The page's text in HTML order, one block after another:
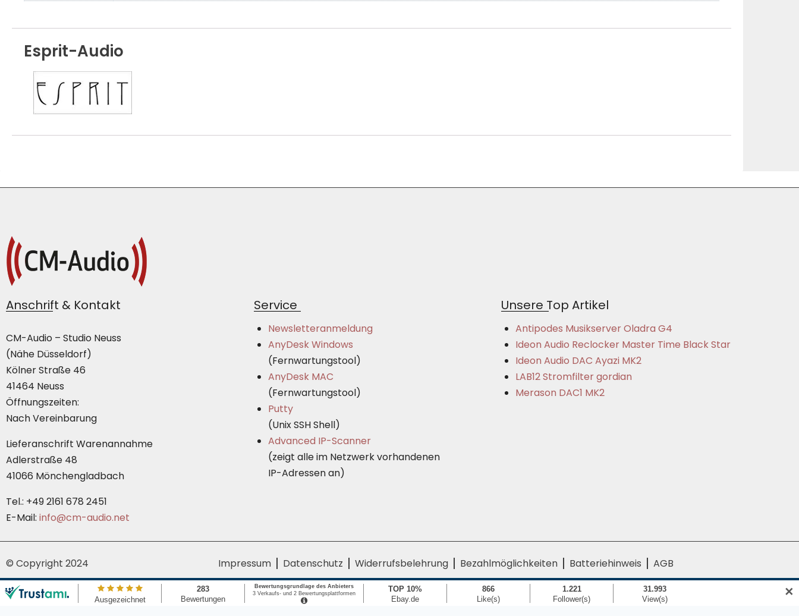
Esprit-Audio
Anschrift & Kontakt
CM-Audio – Studio Neuss
(Nähe Düsseldorf)
Kölner Straße 46
41464 Neuss
Öffnungszeiten:
Nach Vereinbarung
Lieferanschrift Warenannahme
Adlerstraße 48
41066 Mönchengladbach
Tel.: +49 2161 678 2451
E-Mail: info@cm-audio.net
Service
Newsletteranmeldung
AnyDesk Windows
(Fernwartungstool)
AnyDesk MAC
(Fernwartungstool)
Putty
(Unix SSH Shell)
Advanced IP-Scanner
(zeigt alle im Netzwerk vorhandenen
IP-Adressen an)
Unsere Top Artikel
Antipodes Musikserver Oladra G4
Ideon Audio Reclocker Master Time Black Star
Ideon Audio DAC Ayazi MK2
LAB12 Stromfilter gordian
Merason DAC1 MK2
© Copyright 2024 Impressum Datenschutz Widerrufsbelehrung Bezahlmöglichkeiten Batteriehinweis AGB
✕